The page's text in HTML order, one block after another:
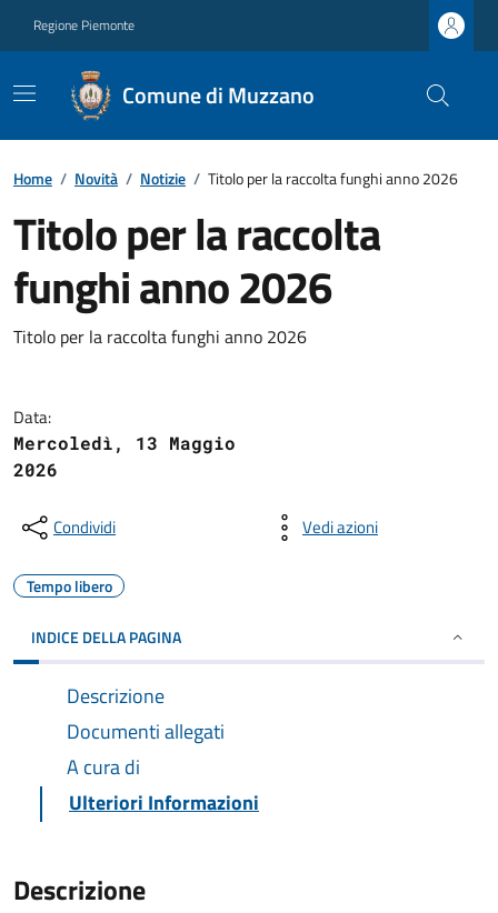
Regione Piemonte
Comune di Muzzano
Home / Novità / Notizie / Titolo per la raccolta funghi anno 2026
Titolo per la raccolta
funghi anno 2026
Titolo per la raccolta funghi anno 2026
Data:
Mercoledì, 13 Maggio
2026
Condividi Vedi azioni
Tempo libero
INDICE DELLA PAGINA
Descrizione
Documenti allegati
A cura di
Ulteriori Informazioni
Descrizione